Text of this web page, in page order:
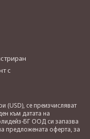
с
(USD), се преизчисляват
към датата на
БГ ООД си запазва
предложената оферта, за